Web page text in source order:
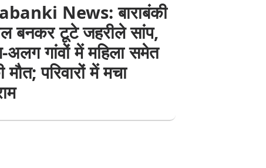
News: बाराबंकी
बनकर टूटे जहरीले सांप,
गांवों में महिला समेत
मौत; परिवारों में मचा